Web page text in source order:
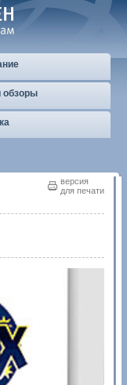
обзоры
версия
для печати